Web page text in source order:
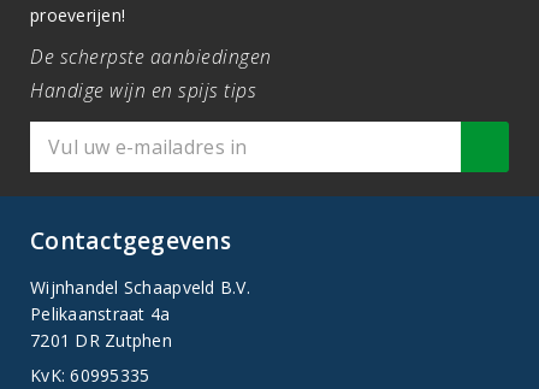
proeverijen!
De scherpste aanbiedingen
Handige wijn en spijs tips
Contactgegevens
Wijnhandel Schaapveld B.V.
Pelikaanstraat 4a
7201 DR Zutphen
KvK: 60995335